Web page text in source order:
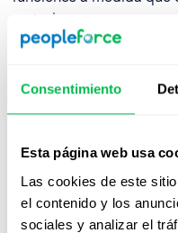
Consentimiento
Esta página web usa
Las cookies de este
el contenido y los
sociales y analizar el
negocio.
con el auge de
trabajo de IA”, donde
procesos deprompt
4. Desarrollo de
acompañan a líderes
de decisiones,